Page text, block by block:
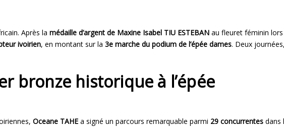
Après la médaille d’argent de Maxine Isabel TIU ESTEBAN au fleuret féminin
ivoirien, en montant sur la 3e marche du podium de l’épée dames. Deux
bronze historique à l’épée
Oceane TAHE a signé un parcours remarquable parmi 29 concurrentes dans